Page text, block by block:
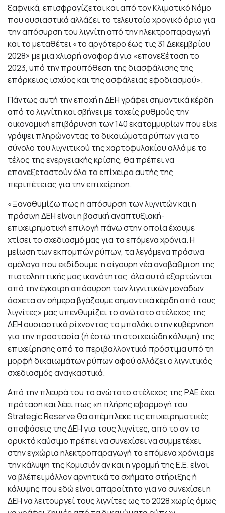
ξαφνικά, επισφραγίζεται και από τον Κλιματικό Νόμο
που ουσιαστικά αλλάζει το τελευταίο χρονικό όριο για
την απόσυρση του λιγνίτη από την ηλεκτροπαραγωγή
και το μεταθέτει «το αργότερο έως τις 31 Δεκεμβρίου
2028» με μια χλιαρή αναφορά για «επανεξέταση το
2023, υπό την προϋπόθεση της διασφάλισης της
επάρκειας ισχύος και της ασφάλειας εφοδιασμού».
Πάντως αυτή την εποχή η ΔΕΗ γράφει σημαντικά κέρδη
από το λιγνίτη και σβήνει με ταχείς ρυθμούς την
οικονομική επιβάρυνση των 140 εκατομμυρίων που είχε
γράψει πληρώνοντας τα δικαιώματα ρύπων για το
σύνολο του λιγνιτικού της χαρτοφυλακίου αλλά με το
τέλος της ενεργειακής κρίσης, θα πρέπει να
επανεξεταστούν όλα τα επίχειρα αυτής της
περιπέτειας για την επιχείρηση.
«Ξαναθυμίζω πως η απόσυρση των λιγνιτών και η
πράσινη ΔΕΗ είναι η βασική αναπτυξιακή-
επιχειρηματική επιλογή πάνω στην οποία έχουμε
χτίσει το σχεδιασμό μας για τα επόμενα χρόνια. Η
μείωση των εκπομπών ρύπων, τα λεγόμενα πράσινα
ομόλογα που εκδίδουμε, η σίγουρη νέα αναβάθμιση της
πιστοληπτικής μας ικανότητας, όλα αυτά εξαρτώνται
από την έγκαιρη απόσυρση των λιγνιτικών μονάδων
άσχετα αν σήμερα βγάζουμε σημαντικά κέρδη από τους
λιγνίτες» μας υπενθυμίζει το ανώτατο στέλεχος της
ΔΕΗ ουσιαστικά ρίχνοντας το μπαλάκι στην κυβέρνηση
για την προστασία (ή έστω τη στοιχειώδη κάλυψη) της
επιχείρησης από τα περιβαλλοντικά πρόστιμα υπό τη
μορφή δικαιωμάτων ρύπων αφού αλλάζει ο λιγνιτικός
σχεδιασμός αναγκαστικά.
Από την πλευρά του το ανώτατο στέλεχος της ΡΑΕ έχει
πρόταση και λέει πως «η πλήρης εφαρμογή του
Strategic Reserve θα απέμπλεκε τις επιχειρηματικές
αποφάσεις της ΔΕΗ για τους λιγνίτες, από το αν το
ορυκτό καύσιμο πρέπει να συνεχίσει να συμμετέχει
στην εγχώρια ηλεκτροπαραγωγή τα επόμενα χρόνια με
την κάλυψη της Κομισιόν αν και η γραμμή της Ε.Ε. είναι
να βλέπει μάλλον αρνητικά τα σχήματα στήριξης ή
κάλυψης που εδώ είναι απαραίτητα για να συνεχίσει η
ΔΕΗ να λειτουργεί τους λιγνίτες ως το 2028 χωρίς όμως